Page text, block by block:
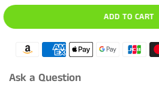
ADD TO CART
Ask a Question